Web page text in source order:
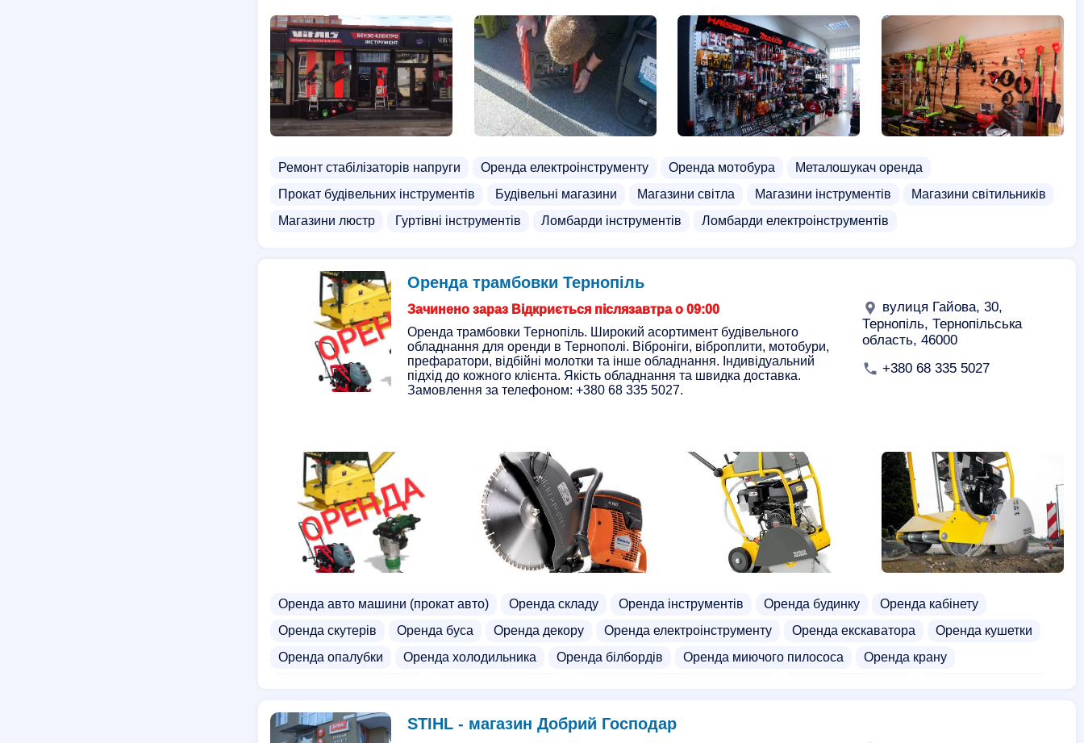
Гуртівні інструментів
Гуртівні електроінструменту
Ремонт стабілізаторів напруги Оренда електроінструменту Оренда мотобура
Металошукач оренда
Прокат будівельних інструментів
Будівельні магазини Магазини світла Магазини інструментів
Магазини світильників
Магазини люстр
Гуртівні інструментів Ломбарди інструментів Ломбарди електроінструментів
Оренда трамбовки Тернопіль
Зачинено зараз Відкриється післязавтра о 09:00
Оренда трамбовки Тернопіль. Широкий асортимент будівельного
обладнання для оренди в Тернополі. Віброніги, віброплити, мотобури,
префаратори, відбійні молотки та інше обладнання. Індивідуальний
підхід до кожного клієнта. Якість обладнання та швидка доставка.
Замовлення за телефоном: +380 68 335 5027.
вулиця Гайова, 30,
Тернопіль, Тернопільська
область, 46000
+380 68 335 5027
Оренда авто машини (прокат авто) Оренда складу Оренда інструментів Оренда будинку
Оренда кабінету
Оренда скутерів
Оренда буса Оренда декору Оренда електроінструменту Оренда екскаватора
Оренда кушетки
Оренда опалубки
Оренда холодильника Оренда білбордів Оренда миючого пилососа
Оренда крану
Оренда кінозалу
Оренда газонокосарки
Оренда мікроавтобуса Оренда обігрівачів
STIHL - магазин Добрий Господар